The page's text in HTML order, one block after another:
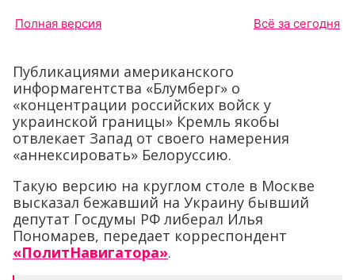
Полная версия Всё за сегодня
Публикациями американского
информагентства «Блумберг» о
«концентрации российских войск у
украинской границы» Кремль якобы
отвлекает Запад от своего намерения
«аннексировать» Белоруссию.
Такую версию на круглом столе в Москве
высказал бежавший на Украину бывший
депутат Госдумы РФ либерал Илья
Пономарев, передает корреспондент
«ПолитНавигатора».